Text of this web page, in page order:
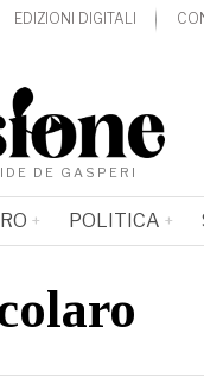
EDIZIONI DIGITALI
DE GASPERI
POLITICA